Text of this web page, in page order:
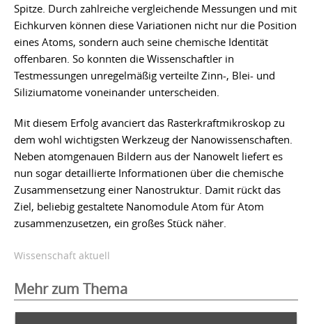
Spitze. Durch zahlreiche vergleichende Messungen und mit
Eichkurven können diese Variationen nicht nur die Position
eines Atoms, sondern auch seine chemische Identität
offenbaren. So konnten die Wissenschaftler in
Testmessungen unregelmäßig verteilte Zinn-, Blei- und
Siliziumatome voneinander unterscheiden.
Mit diesem Erfolg avanciert das Rasterkraftmikroskop zu
dem wohl wichtigsten Werkzeug der Nanowissenschaften.
Neben atomgenauen Bildern aus der Nanowelt liefert es
nun sogar detaillierte Informationen über die chemische
Zusammensetzung einer Nanostruktur. Damit rückt das
Ziel, beliebig gestaltete Nanomodule Atom für Atom
zusammenzusetzen, ein großes Stück näher.
Wissenschaft aktuell
Mehr zum Thema